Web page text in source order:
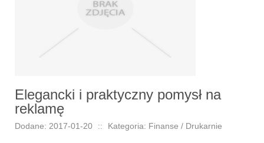
Elegancki i praktyczny pomysł na
reklamę
Dodane: 2017-01-20 :: Kategoria: Finanse / Drukarnie